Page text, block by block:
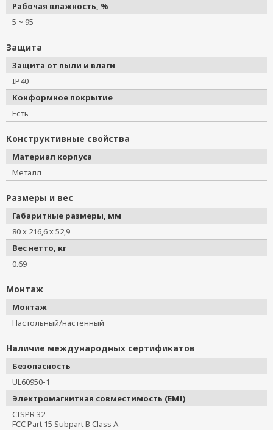
Рабочая влажность, %
5 ~ 95
Защита
Защита от пыли и влаги
IP40
Конформное покрытие
Есть
Конструктивные свойства
Материал корпуса
Металл
Размеры и вес
Габаритные размеры, мм
80 х 216,6 х 52,9
Вес нетто, кг
0.69
Монтаж
Монтаж
Настольный/настенный
Наличие международных сертификатов
Безопасность
UL60950-1
Электромагнитная совместимость (EMI)
CISPR 32
FCC Part 15 Subpart B Class A